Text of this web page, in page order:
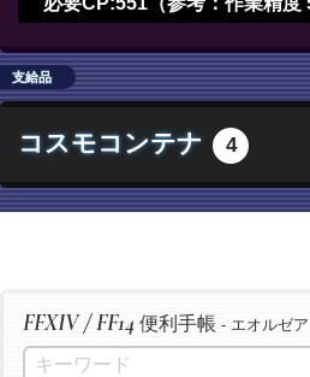
/ac "下地作業" <wait.3>
/ac "イノベーション"
/ac "洗練加工" <wait.3>
/ac "加工" <wait.3>
/ac "洗練加工" <wait.3>
支給品
コスモコンテナ 4
FFXIV / FF14 便利手帳 - エオルゼ